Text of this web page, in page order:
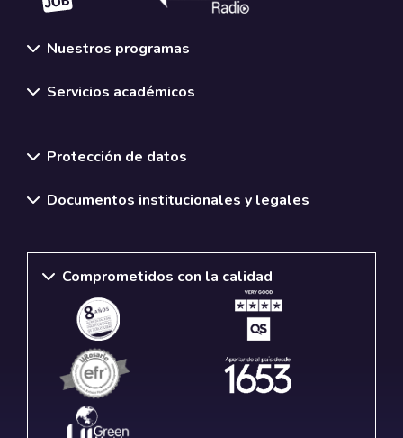
Nuestros programas
Servicios académicos
Protección de datos
Documentos institucionales y legales
Comprometidos con la calidad